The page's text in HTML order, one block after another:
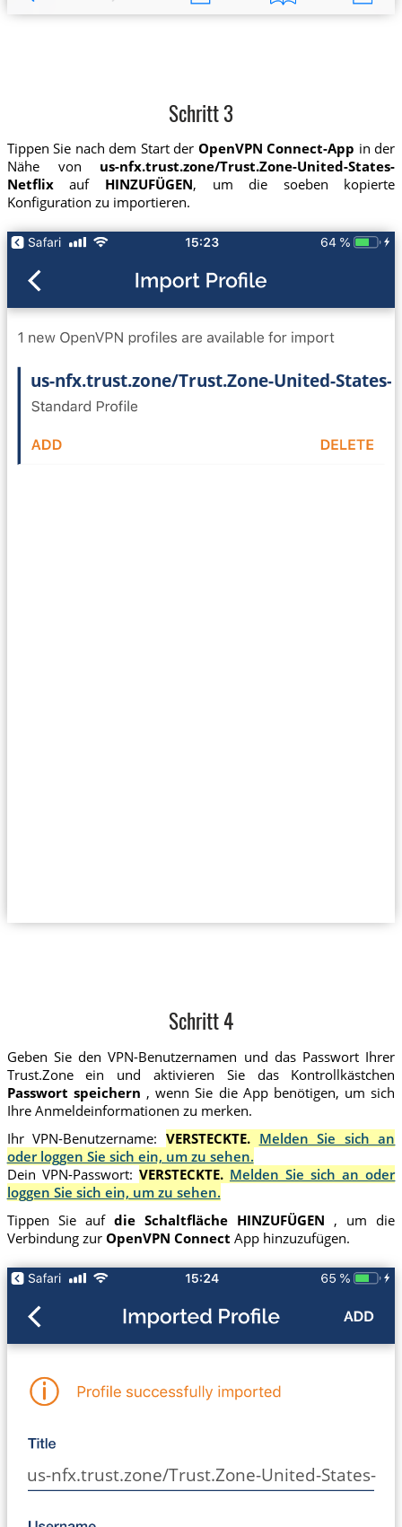
Schritt 3
Tippen Sie nach dem Start der OpenVPN Connect-App in der
Nähe von us-nfx.trust.zone/Trust.Zone-United-States-
Netflixauf HINZUFÜGEN, um die soeben kopierte
Konfiguration zu importieren.
us-nfx.trust.zone/Trust.Zone-United-States-
Schritt 4
Geben Sie den VPN-Benutzernamen und das Passwort Ihrer
Trust.Zone ein und aktivieren Sie das Kontrollkästchen
Passwort speichern , wenn Sie die App benötigen, um sich
Ihre Anmeldeinformationen zu merken.
Ihr VPN-Benutzername: VERSTECKTE. Melden Sie sich an
oder loggen Sie sich ein, um zu sehen.
Dein VPN-Passwort: VERSTECKTE. Melden Sie sich an oder
loggen Sie sich ein, um zu sehen.
Tippen Sie auf die Schaltfläche HINZUFÜGEN , um die
Verbindung zur OpenVPN Connect App hinzuzufügen.
us-nfx.trust.zone/Trust.Zone-United-States-